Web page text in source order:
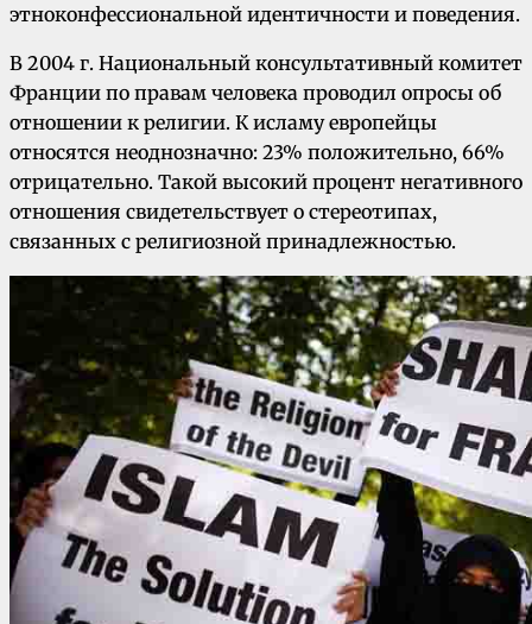
этноконфессиональной идентичности и поведения.
В 2004 г. Национальный консультативный комитет
Франции по правам человека проводил опросы об
отношении к религии. К исламу европейцы
относятся неоднозначно: 23% положительно, 66%
отрицательно. Такой высокий процент негативного
отношения свидетельствует о стереотипах,
связанных с религиозной принадлежностью.